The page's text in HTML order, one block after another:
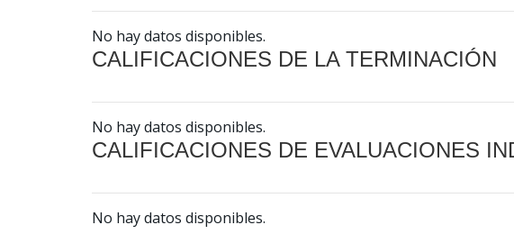
No hay datos disponibles.
CALIFICACIONES DE LA TERMINACIÓN
No hay datos disponibles.
CALIFICACIONES DE EVALUACIONES
No hay datos disponibles.